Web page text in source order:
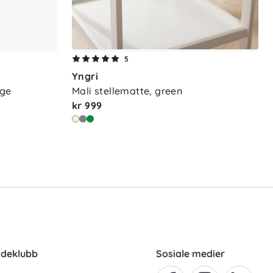
5
Yngri
Mali stellematte, green
kr 999
Sosiale medier